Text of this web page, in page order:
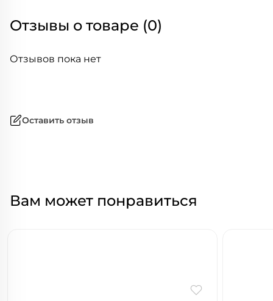
Отзывы о товаре (0)
Отзывов пока нет
Оставить отзыв
Вам может понравиться